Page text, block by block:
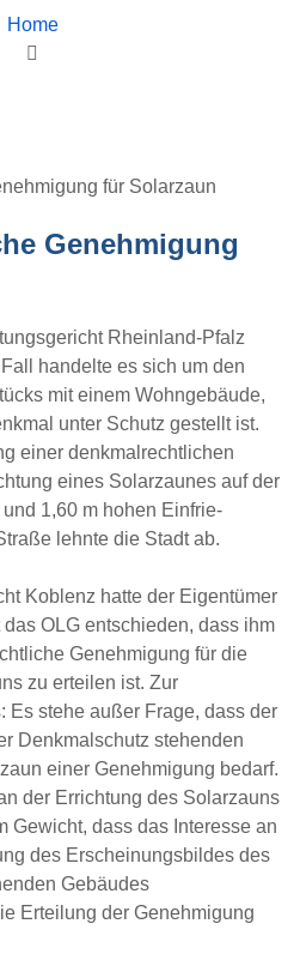
Home
Genehmigung
Rheinland-Pfalz
handelte es sich um den
mit einem Wohngebäude,
unter Schutz gestellt ist.
einer denkmalrechtlichen
eines Solarzaunes auf der
1,60 m hohen Einfrie­
lehnte die Stadt ab.
Koblenz hatte der Eigentümer
OLG entschieden, dass ihm
Genehmigung für die
zu erteilen ist. Zur
Es stehe außer Frage, dass der
Denkmalschutz stehenden
einer Genehmigung bedarf.
der Errichtung des Solarzauns
Gewicht, dass das Interesse an
des Erscheinungsbildes des
Gebäudes
Erteilung der Genehmigung